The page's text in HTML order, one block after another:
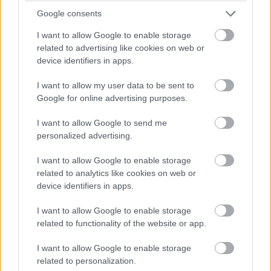
Google consents
I want to allow Google to enable storage
related to advertising like cookies on web or
device identifiers in apps.
I want to allow my user data to be sent to
Google for online advertising purposes.
I want to allow Google to send me
personalized advertising.
I want to allow Google to enable storage
related to analytics like cookies on web or
device identifiers in apps.
I want to allow Google to enable storage
related to functionality of the website or app.
I want to allow Google to enable storage
related to personalization.
Alder Lake CPU-nak tartós munkaterhelés esetén.
Diákok a munkaerőpiacon: Így formálják a 2026-os
A diákoknak már nem elég a magas órabér,
rugalmasságot is várnak.
#órajel #intel #13. generációs
#cpu
#alder lake #raptor lake
A Wolfspeed új üzemet épít